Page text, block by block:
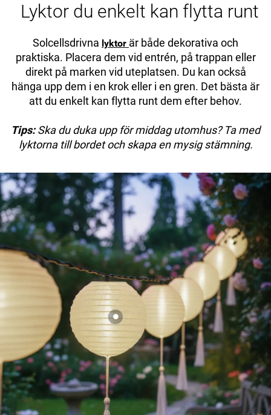
Lyktor du enkelt kan flytta runt
Solcellsdrivna lyktor är både dekorativa och
praktiska. Placera dem vid entrén, på trappan eller
direkt på marken vid uteplatsen. Du kan också
hänga upp dem i en krok eller i en gren. Det bästa är
att du enkelt kan flytta runt dem efter behov.
Tips:Ska du duka upp för middag utomhus? Ta med
lyktorna till bordet och skapa en mysig stämning.